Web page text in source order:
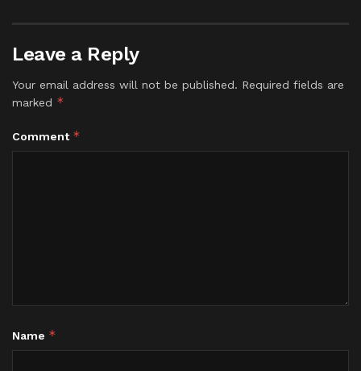
Leave a Reply
Your email address will not be published. Required fields are
marked *
Comment *
Name *